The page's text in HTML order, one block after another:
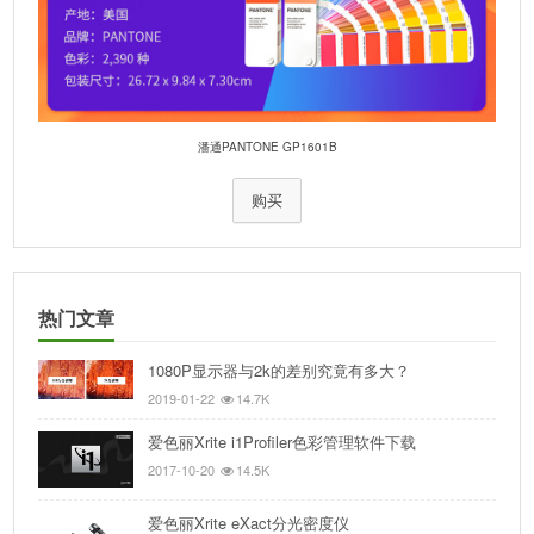
潘通PANTONE GP1601B
购买
热门文章
1080P显示器与2k的差别究竟有多大？
2019-01-22 14.7K
爱色丽Xrite i1Profiler色彩管理软件下载
2017-10-20 14.5K
爱色丽Xrite eXact分光密度仪